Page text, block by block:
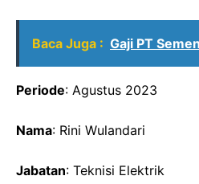
Baca Juga : Gaji PT
Periode: Agustus 2023
Nama: Rini Wulandari
Jabatan: Teknisi Elektrik